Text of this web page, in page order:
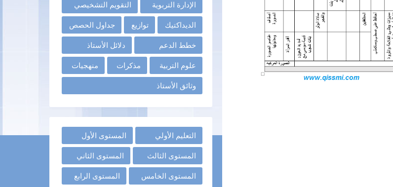
الإدارة التربوية التقويم التشخيصي
الديداكتيك توازيع جداول الحصص
خطط الدعم دلائل الأستاذ
علوم التربية مذكرات منهجيات
وثائق الأستاذ
التعليم الأولي المستوى الأول
المستوى الثالث المستوى الثاني
المستوى الخامس المستوى الرابع